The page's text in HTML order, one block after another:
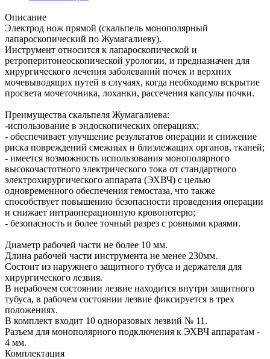
Описание
Электрод нож прямой (скальпель монополярный
лапароскопический по Жумагалиеву).
Инструмент относится к лапароскопической и
ретроперитонеоскопической урологии, и предназначен для
хирургического лечения заболеваний почек и верхних
мочевыводящих путей в случаях, когда необходимо вскрытие
просвета мочеточника, лоханки, рассечения капсулы почки.
Преимущества скальпеля Жумагалиева:
-использование в эндоскопических операциях;
- обеспечивает улучшение результатов операции и снижение
риска повреждений смежных и близлежащих органов, тканей;
- имеется возможность использования монополярного
высокочастотного электрического тока от стандартного
электрохирургического аппарата (ЭХВЧ) с целью
одновременного обеспечения гемостаза, что также
способствует повышению безопасности проведения операции
и снижает интраоперационную кровопотерю;
- безопасность и более точный разрез с ровными краями.
Диаметр рабочей части не более 10 мм.
Длина рабочей части инструмента не менее 230мм.
Состоит из наружнего защитного тубуса и держателя для
хирургического лезвия.
В нерабочем состоянии лезвие находится внутри защитного
тубуса, в рабочем состоянии лезвие фиксируется в трех
положениях.
В комплект входит 10 одноразовых лезвий № 11.
Разъем для монополярного подключения к ЭХВЧ аппаратам -
4 мм.
Комплектация